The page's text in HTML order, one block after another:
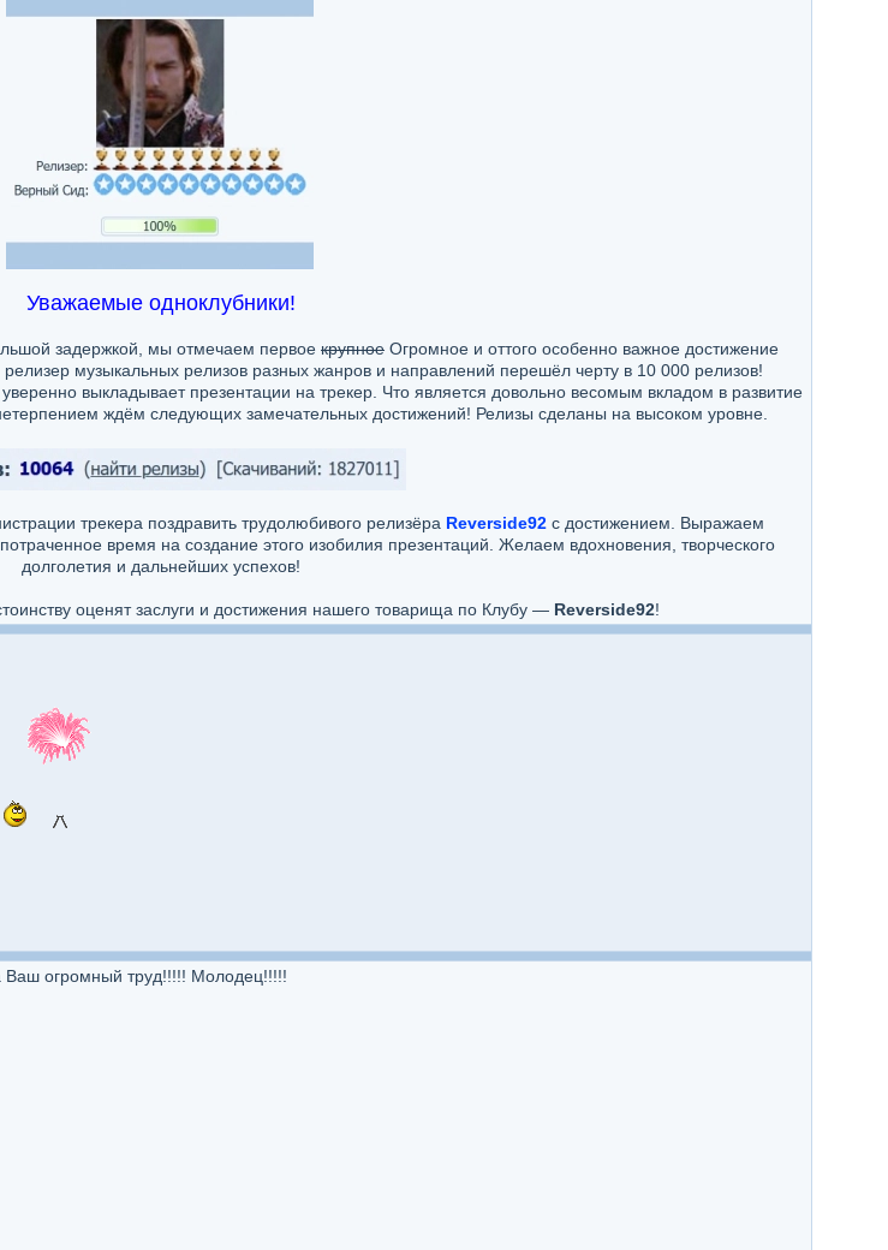
Уважаемые одноклубники!
задержкой, мы отмечаем первое крупное Огромное и оттого особенно важное достижение
музыкальных релизов разных жанров и направлений перешёл черту в 10 000 релизов!
выкладывает презентации на трекер. Что является довольно весомым вкладом в развитие
ждём следующих замечательных достижений! Релизы сделаны на высоком уровне.
трекера поздравить трудолюбивого релизёра Reverside92 с достижением. Выражаем
время на создание этого изобилия презентаций. Желаем вдохновения, творческого
долголетия и дальнейших успехов!
оценят заслуги и достижения нашего товарища по Клубу — Reverside92!
огромный труд!!!!! Молодец!!!!!